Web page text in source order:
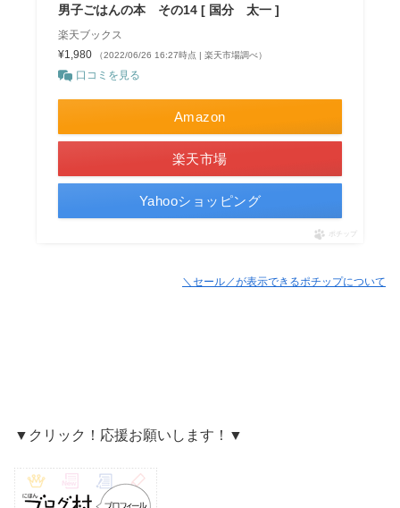
男子ごはんの本 その14 [ 国分 太一 ]
楽天ブックス
¥1,980
（2022/06/26 16:27時点 | 楽天市場調べ）
口コミを見る
Amazon
楽天市場
Yahooショッピング
ポチップ
＼セール／が表示できるポチップについて
▼クリック！応援お願いします！▼